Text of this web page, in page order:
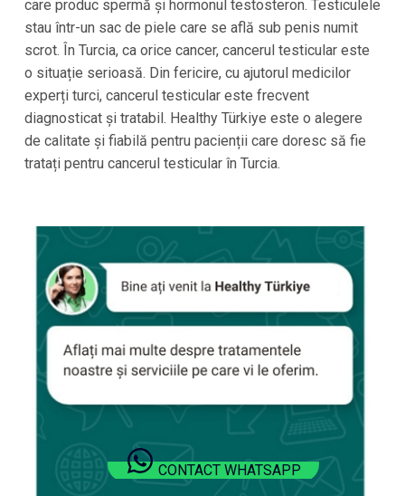
care produc spermă și hormonul testosteron. Testiculele
stau într-un sac de piele care se află sub penis numit
scrot. În Turcia, ca orice cancer, cancerul testicular este
o situație serioasă. Din fericire, cu ajutorul medicilor
experți turci, cancerul testicular este frecvent
diagnosticat și tratabil. Healthy Türkiye este o alegere
de calitate și fiabilă pentru pacienții care doresc să fie
tratați pentru cancerul testicular în Turcia.
CONTACT WHATSAPP